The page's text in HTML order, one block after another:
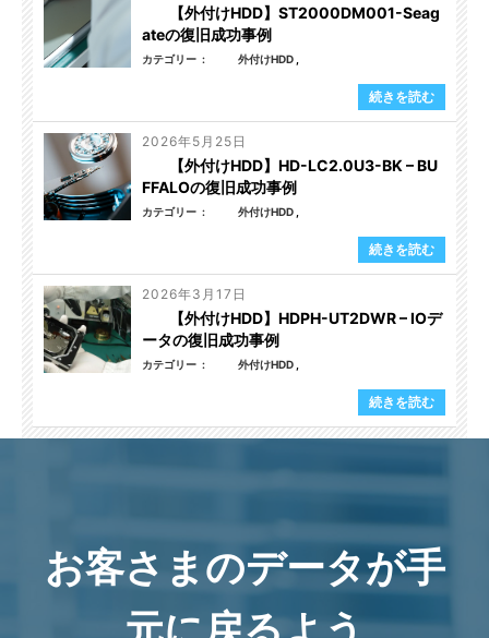
【外付けHDD】ST2000DM001-Seag
ateの復旧成功事例
カテゴリー 外付けHDD
続きを読む
2026年5月25日
【外付けHDD】HD-LC2.0U3-BK – BU
FFALOの復旧成功事例
カテゴリー 外付けHDD
続きを読む
2026年3月17日
【外付けHDD】HDPH-UT2DWR – IOデ
ータの復旧成功事例
カテゴリー 外付けHDD
続きを読む
お客さまのデータが手